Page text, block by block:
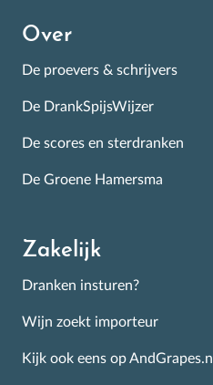
Over
De proevers & schrijvers
De DrankSpijsWijzer
De scores en sterdranken
De Groene Hamersma
Zakelijk
Dranken insturen?
Wijn zoekt importeur
Kijk ook eens op AndGrapes.nl